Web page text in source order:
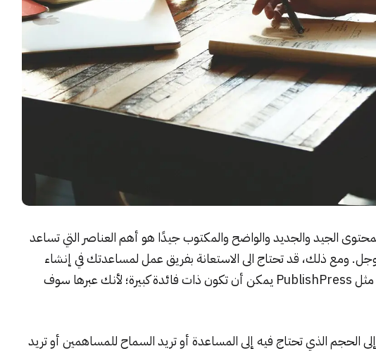
الجيد والجديد والواضح والمكتوب جيدًا هو أهم العناصر التي تساعد
ومع ذلك، قد تحتاج الى الاستعانة بفريق عمل لمساعدتك في إنشاء
ونشر المحتوى. هذا هو السبب في أن أداة مثل PublishPress يمكن أن تكون ذات فائدة كبيرة؛ لأنك عبرها سوف
الحجم الذي تحتاج فيه إلى المساعدة أو تريد السماح للمساهمين أو تريد